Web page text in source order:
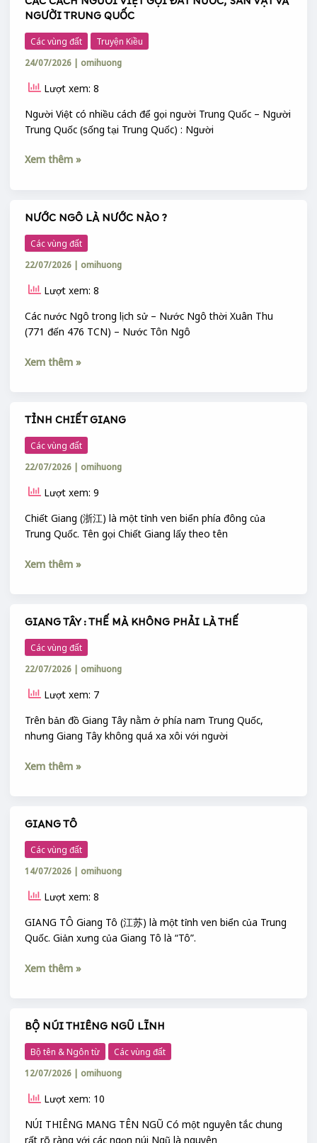
CÁC CÁCH NGƯỜI VIỆT GỌI ĐẤT NƯỚC, SẢN VẬT VÀ
NGƯỜI TRUNG QUỐC
Các vùng đất
Truyện Kiều
24/07/2026 | omihuong
Lượt xem: 8
Người Việt có nhiều cách để gọi người Trung Quốc – Người
Trung Quốc (sống tại Trung Quốc) : Người
CÁC
CÁCH
NGƯỜI
VIỆT
GỌI
ĐẤT
SẢN
VẬT
NGƯỜI
Xem thêm »
NƯỚC NGÔ LÀ NƯỚC NÀO ?
Các vùng đất
22/07/2026 | omihuong
Lượt xem: 8
Các nước Ngô trong lịch sử – Nước Ngô thời Xuân Thu
(771 đến 476 TCN) – Nước Tôn Ngô
NƯỚC
NGÔ
LÀ
NƯỚC
NÀO
?
Xem thêm »
TỈNH CHIẾT GIANG
Các vùng đất
22/07/2026 | omihuong
Lượt xem: 9
Chiết Giang (浙江) là một tỉnh ven biển phía đông của
Trung Quốc. Tên gọi Chiết Giang lấy theo tên
TỈNH
CHIẾT
GIANG
Xem thêm »
GIANG TÂY : THẾ MÀ KHÔNG PHẢI LÀ THẾ
Các vùng đất
22/07/2026 | omihuong
Lượt xem: 7
Trên bản đồ Giang Tây nằm ở phía nam Trung Quốc,
nhưng Giang Tây không quá xa xôi với người
GIANG
TÂY
:
THẾ
MÀ
KHÔNG
PHẢI
LÀ
Xem thêm »
GIANG TÔ
Các vùng đất
14/07/2026 | omihuong
Lượt xem: 8
GIANG TÔ Giang Tô (江苏) là một tỉnh ven biển của Trung
Quốc. Giản xưng của Giang Tô là “Tô”.
GIANG
TÔ
Xem thêm »
BỘ NÚI THIÊNG NGŨ LĨNH
Bộ tên & Ngôn từ
Các vùng đất
12/07/2026 | omihuong
Lượt xem: 10
NÚI THIÊNG MANG TÊN NGŨ Có một nguyên tắc chung
rất rõ ràng với các ngọn núi Ngũ là nguyên
BỘ
NÚI
THIÊNG
NGŨ
LĨNH